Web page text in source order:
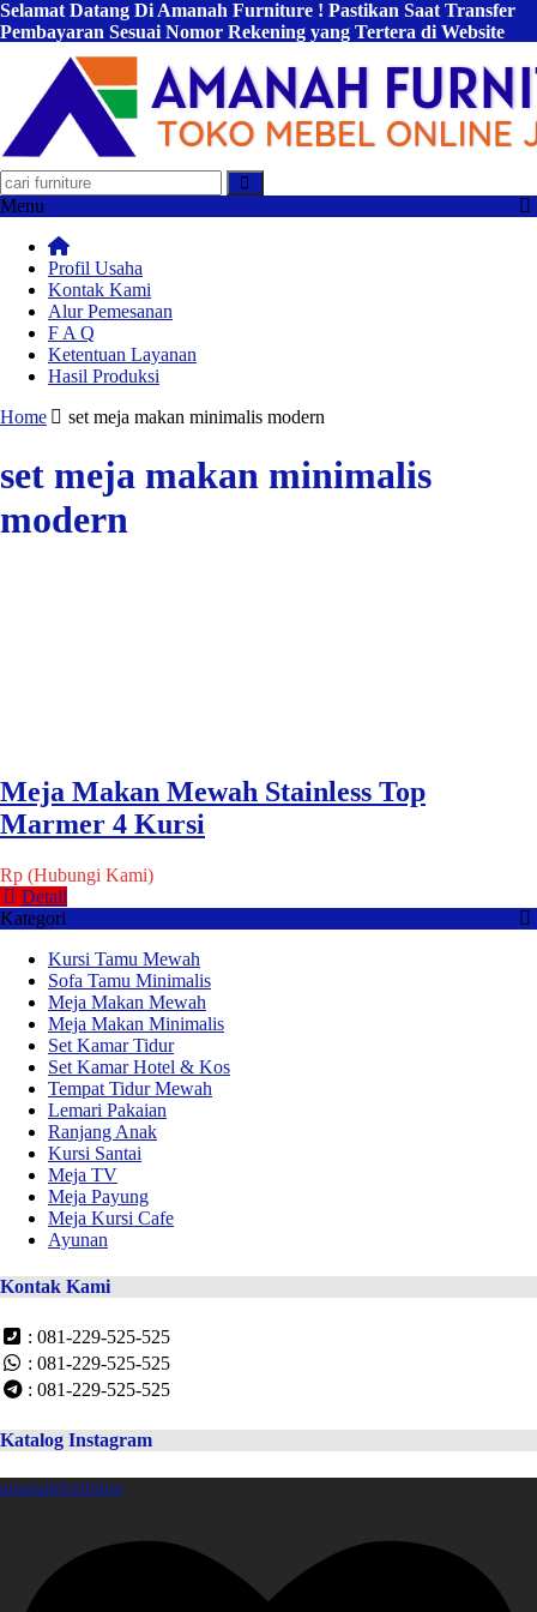
Selamat Datang Di Amanah Furniture ! Pastikan Saat Transfer
Pembayaran Sesuai Nomor Rekening yang Tertera di Website
Menu
Profil Usaha
Kontak Kami
Alur Pemesanan
F A Q
Ketentuan Layanan
Hasil Produksi
Home
set meja makan minimalis modern
set meja makan minimalis
modern
Meja Makan Mewah Stainless Top
Marmer 4 Kursi
Rp (Hubungi Kami)
Detail
Kategori
Kursi Tamu Mewah
Sofa Tamu Minimalis
Meja Makan Mewah
Meja Makan Minimalis
Set Kamar Tidur
Set Kamar Hotel & Kos
Tempat Tidur Mewah
Lemari Pakaian
Ranjang Anak
Kursi Santai
Meja TV
Meja Payung
Meja Kursi Cafe
Ayunan
Kontak Kami
: 081-229-525-525
: 081-229-525-525
: 081-229-525-525
Katalog Instagram
amanahfurniture